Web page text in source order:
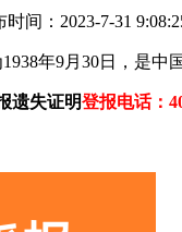
时间：2023-7-31
年9月30日，是中
遗失证明登报电话：